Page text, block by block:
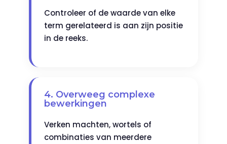
Controleer of de waarde van elke
term gerelateerd is aan zijn positie
in de reeks.
4. Overweeg complexe
bewerkingen
Verken machten, wortels of
combinaties van meerdere